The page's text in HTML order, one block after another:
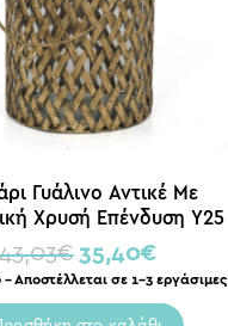
Γυάλινο Αντικέ Με
Χρυσή Επένδυση Υ25
€ 35,40€
– Αποστέλλεται σε 1-3 εργάσιμες